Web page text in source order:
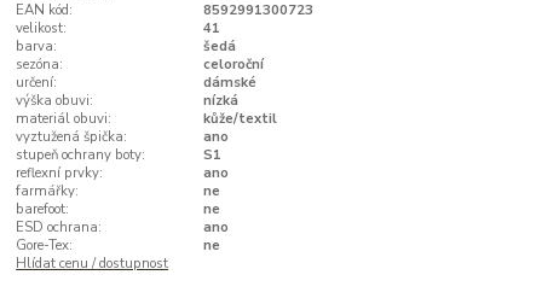
EAN kód:
8592991300723
velikost:
41
barva:
šedá
sezóna:
celoroční
určení:
dámské
výška obuvi:
nízká
materiál obuvi:
kůže/textil
vyztužená špička:
ano
stupeň ochrany boty:
S1
reflexní prvky:
ano
farmářky:
ne
barefoot:
ne
ESD ochrana:
ano
Gore-Tex:
ne
Hlídat cenu / dostupnost